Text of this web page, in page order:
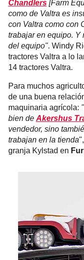
Chandlers[Farm
como de Valtra es
con Valtra como con
trabajar en equipo. Y
del equipo". Windy
tractores Valtra a lo
14 tractores Valtra.
Para muchos
de una buena
maquinaria agrícola:
bien de Akershus
vendedor, sino
trabajan en la tienda
granja Kylstad en